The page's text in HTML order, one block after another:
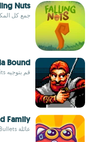
Nuts
جمع كل
Bound
قم بتوجيه Viking Spirits نحو Odin
Family
عائلة Pet Bullets كلها هنا!